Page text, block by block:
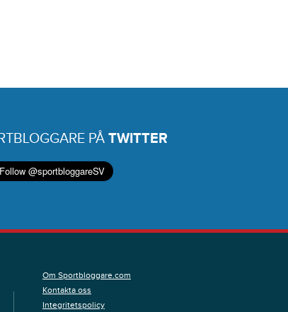
PÅ TWITTER
Om Sportbloggare.com
Kontakta oss
Integritetspolicy